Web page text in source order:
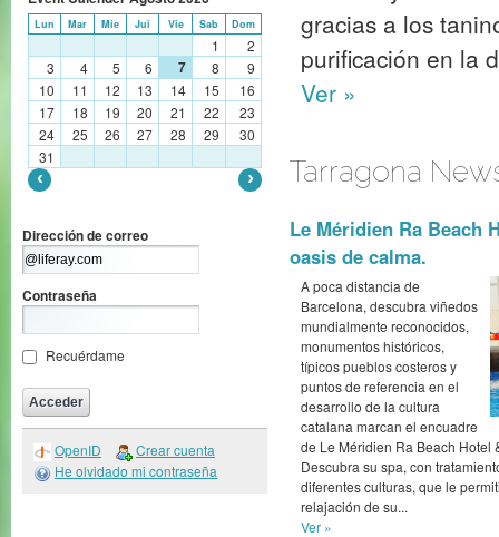
Lun Mar Mie Jui Vie Sab Dom
1
2
3
4 5 6 7 8
9
10
11 12 13 14 15
16
17
18 19 20 21 22
23
24
25 26 27 28 29
30
31
Dirección de correo
Contraseña
Recuérdame
OpenID
Crear cuenta
He olvidado mi contraseña
gracias a los
purificación en la
Ver »
Tarragona
Le Méridien Ra Beach
oasis de calma.
A poca distancia de
Barcelona, descubra viñedos
mundialmente reconocidos,
monumentos históricos,
típicos pueblos costeros y
puntos de referencia en el
desarrollo de la cultura
catalana marcan el encuadre
de Le Méridien Ra Beach Hotel
Descubra su spa, con
diferentes culturas, que le
relajación de su...
Ver »